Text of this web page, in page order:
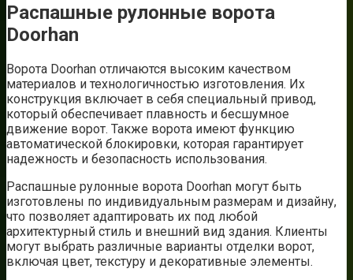
Распашные рулонные ворота
Doorhan
Ворота Doorhan отличаются высоким качеством
материалов и технологичностью изготовления. Их
конструкция включает в себя специальный привод,
который обеспечивает плавность и бесшумное
движение ворот. Также ворота имеют функцию
автоматической блокировки, которая гарантирует
надежность и безопасность использования.
Распашные рулонные ворота Doorhan могут быть
изготовлены по индивидуальным размерам и дизайну,
что позволяет адаптировать их под любой
архитектурный стиль и внешний вид здания. Клиенты
могут выбрать различные варианты отделки ворот,
включая цвет, текстуру и декоративные элементы.